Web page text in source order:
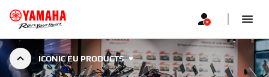
ICONIC EU PRODUCTS